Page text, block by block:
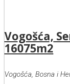
Vogošća,
16075m2
Vogošća, Bosna i